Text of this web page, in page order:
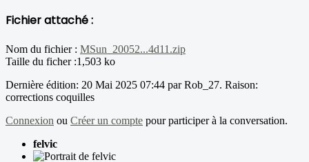
Fichier attaché :
Nom du fichier : MSun_20052...4d11.zip
Taille du ficher :1,503 ko
Dernière édition: 20 Mai 2025 07:44 parRob_27. Raison:
corrections coquilles
Connexion ou Créer un compte pour participer à la conversation.
felvic